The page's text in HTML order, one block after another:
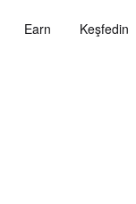
Earn Keşfedin